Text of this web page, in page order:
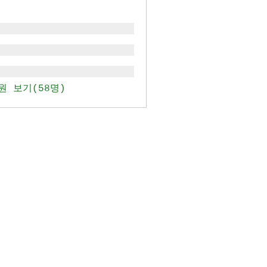
보기(58명)